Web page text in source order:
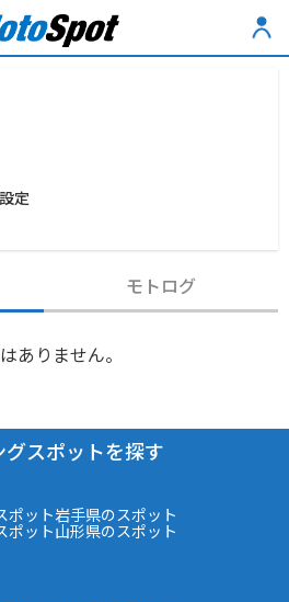
定
モトログ
ありません。
スポットを探す
ポット岩手県のスポット
ポット山形県のスポット